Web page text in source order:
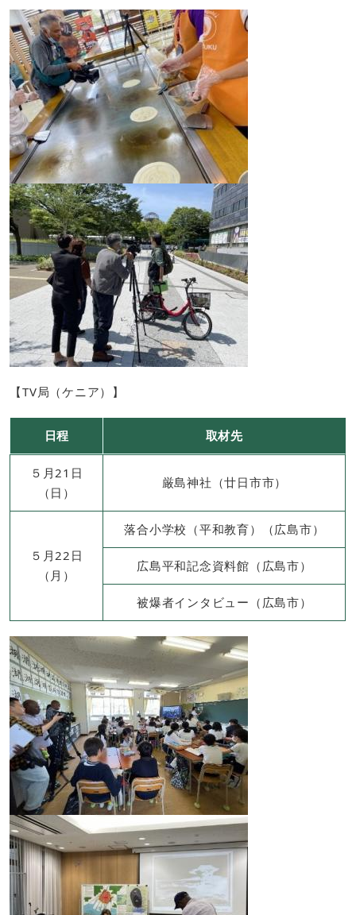
【TV局（ケニア）】
日程 取材先
５月21日
（日）
厳島神社（廿日市市）
５月22日
（月）
落合小学校（平和教育）（広島市）
広島平和記念資料館（広島市）
被爆者インタビュー（広島市）